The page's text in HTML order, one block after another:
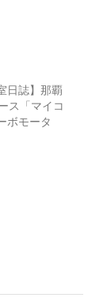
日誌】那覇
ス「マイコ
ボモータ